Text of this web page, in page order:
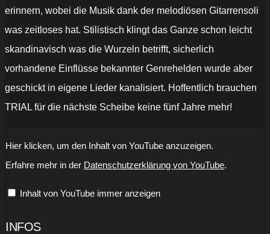
erinnern, wobei die Musik dank der melodiösen Gitarrensoli
was zeitloses hat. Stilistisch klingt das Ganze schon leicht
skandinavisch was die Wurzeln betrifft, sicherlich
vorhandene Einflüsse bekannter Genrehelden wurde aber
geschickt in eigene Lieder kanalisiert. Hoffentlich brauchen
TRIAL für die nächste Scheibe keine fünf Jahre mehr!
(swe)
Sulphery
von
Hier klicken, um den Inhalt von YouTube anzuzeigen.
Erfahre mehr in der Datenschutzerklärung von YouTube.
Inhalt von YouTube immer anzeigen
INFOS